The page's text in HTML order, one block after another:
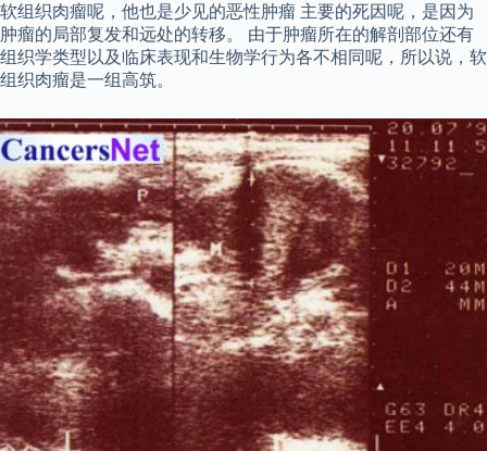
软组织肉瘤呢，他也是少见的恶性肿瘤 主要的死因呢，是因为
肿瘤的局部复发和远处的转移。 由于肿瘤所在的解剖部位还有
组织学类型以及临床表现和生物学行为各不相同呢，所以说，软
组织肉瘤是一组高筑。